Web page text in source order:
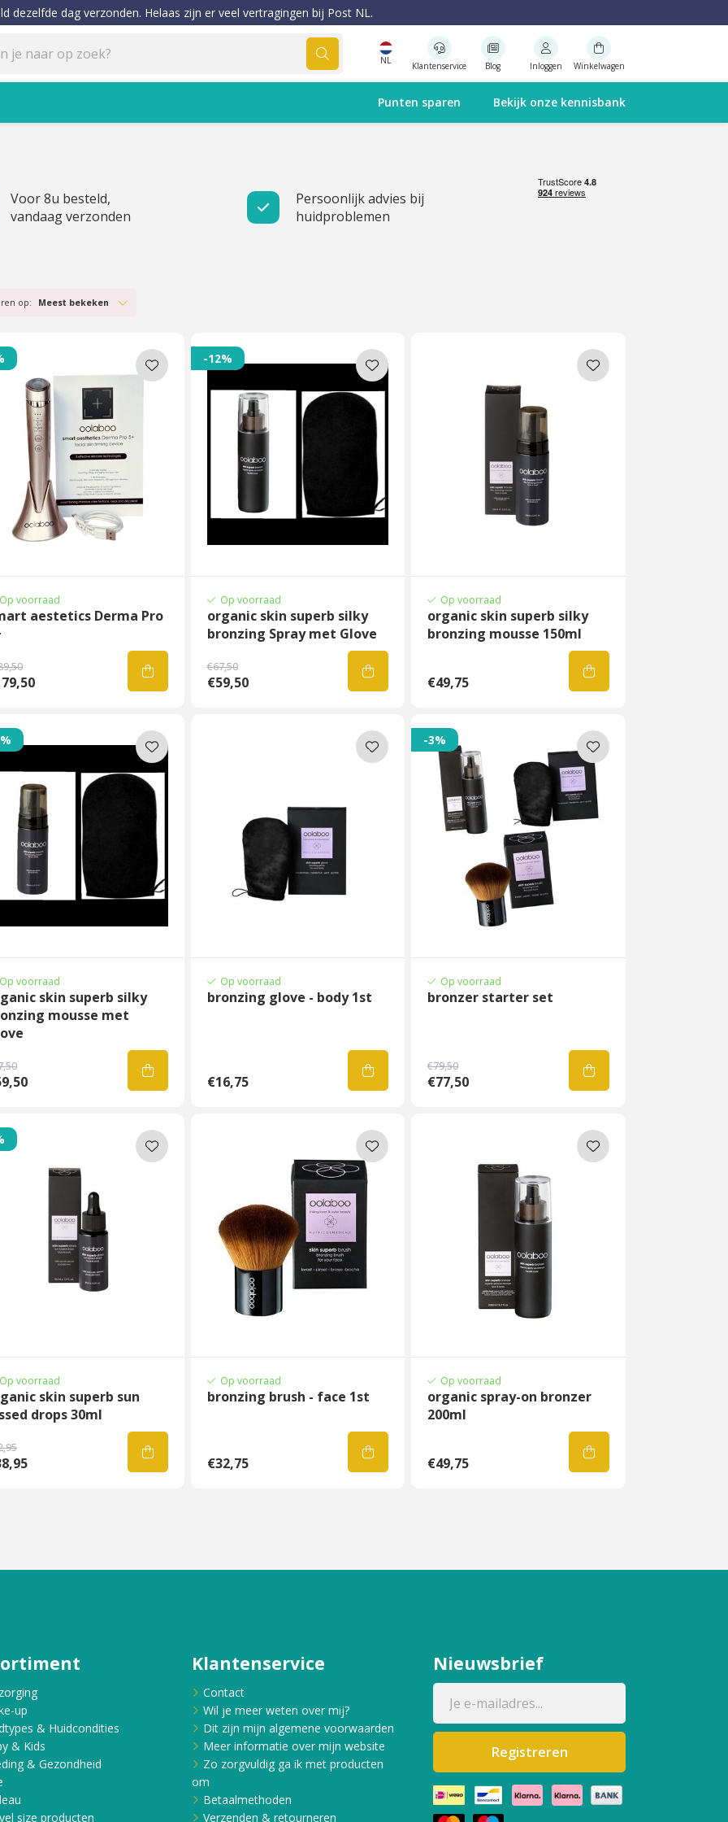
dezelfde dag verzonden. Helaas zijn er veel vertragingen bij Post NL.
NL Klantenservice Blog Inloggen Winkelwagen
Punten sparen Bekijk onze kennisbank
Voor 8u besteld,
vandaag verzonden
Persoonlijk advies bij
huidproblemen
op: Meest bekeken
Op voorraad
aestetics Derma Pro
-12%
Op voorraad
organic skin superb silky
bronzing Spray met Glove
€67,50
€59,50
Op voorraad
organic skin superb silky
bronzing mousse 150ml
€49,75
Op voorraad
skin superb silky
mousse met
Op voorraad
bronzing glove - body 1st
€16,75
-3%
Op voorraad
bronzer starter set
€79,50
€77,50
Op voorraad
skin superb sun
drops 30ml
Op voorraad
bronzing brush - face 1st
€32,75
Op voorraad
organic spray-on bronzer
200ml
€49,75
up
& Huidcondities
& Kids
& Gezondheid
size producten
Klantenservice
Contact
Wil je meer weten over mij?
Dit zijn mijn algemene voorwaarden
Meer informatie over mijn website
Zo zorgvuldig ga ik met producten
om
Betaalmethoden
Verzenden & retourneren
Nieuwsbrief
Registreren